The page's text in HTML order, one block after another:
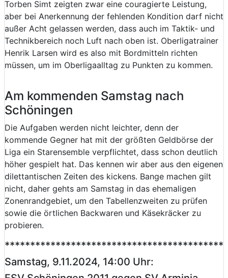
Torben Simt zeigten zwar eine couragierte Leistung,
aber bei Anerkennung der fehlenden Kondition darf nicht
außer Acht gelassen werden, dass auch im Taktik- und
Technikbereich noch Luft nach oben ist. Oberligatrainer
Henrik Larsen wird es also mit Bordmitteln richten
müssen, um im Oberligaalltag zu Punkten zu kommen.
Am kommenden Samstag nach
Schöningen
Die Aufgaben werden nicht leichter, denn der
kommende Gegner hat mit der größten Geldbörse der
Liga ein Starensemble verpflichtet, dass schon deutlich
höher gespielt hat. Das kennen wir aber aus den eigenen
dilettantischen Zeiten des kickens. Bange machen gilt
nicht, daher gehts am Samstag in das ehemaligen
Zonenrandgebiet, um den Tabellenzweiten zu prüfen
sowie die örtlichen Backwaren und Käsekräcker zu
probieren.
*******************************************
Samstag, 9.11.2024, 14:00 Uhr: